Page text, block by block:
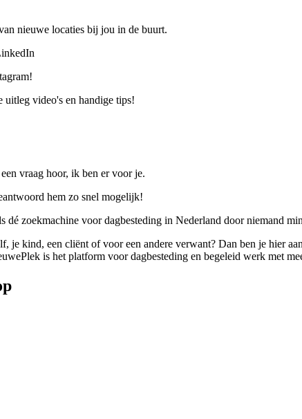
nieuwe locaties bij jou in de buurt.
uitleg video's en handige tips!
vraag hoor, ik ben er voor je.
hem zo snel mogelijk!
zoekmachine voor dagbesteding in Nederland door niemand
je kind, een cliënt of voor een andere verwant? Dan ben je hier
is het platform voor dagbesteding en begeleid werk met